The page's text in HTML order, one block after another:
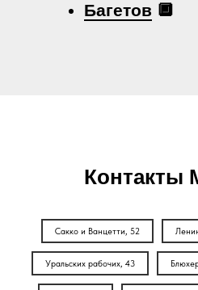
Багетов 🔲
Контакты
Сакко и Ванцетти, 52
Уральских рабочих, 43